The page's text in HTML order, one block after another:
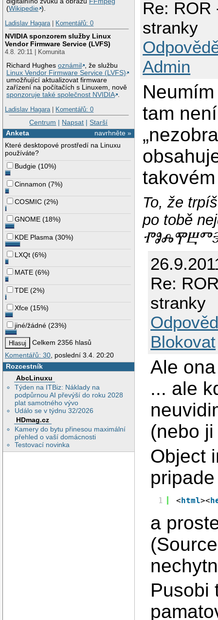
(Wikipedie ).
Ladislav Hagara| Komentářů: 0
NVIDIA sponzorem služby Linux
Vendor Firmware Service (LVFS)
4.8. 20:11 | Komunita
Richard Hughesoznámil
, že službu
Linux Vendor Firmware Service (LVFS)
umožňující aktualizovat firmware
zařízení na počítačích s Linuxem, nově
sponzoruje také společnost NVIDIA .
Ladislav Hagara| Komentářů: 0
Centrum | Napsat |Starší
navrhněte »
Anketa
Které desktopové prostředí na Linuxu
používáte?
Budgie (10%)
Cinnamon (7%)
COSMIC (2%)
GNOME (18%)
KDE Plasma (30%)
LXQt (6%)
MATE (6%)
TDE (2%)
Xfce (15%)
jiné/žádné (23%)
Celkem 2356 hlasů
Komentářů: 30 , poslední 3.4. 20:20
Rozcestník
AbcLinuxu
Týden na ITBiz: Náklady na
podpůrnou AI převýší do roku 2028
plat samotného vývo
Událo se v týdnu 32/2026
HDmag.cz
Kamery do bytu přinesou maximální
přehled o vaší domácnosti
Testovací novinka
Re: ROR
stranky
Admin
tam
To, že
po tobě
Re:
stranky
Blokovat
Ale
... ale
(nebo
Object
1 <html><
a
Pusobi